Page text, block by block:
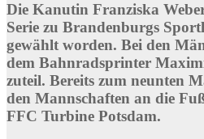
Die Kanutin Franziska
Serie zu Brandenburgs
gewählt worden. Bei den
dem Bahnradsprinter
zuteil. Bereits zum neunten
den Mannschaften an die
FFC Turbine Potsdam.